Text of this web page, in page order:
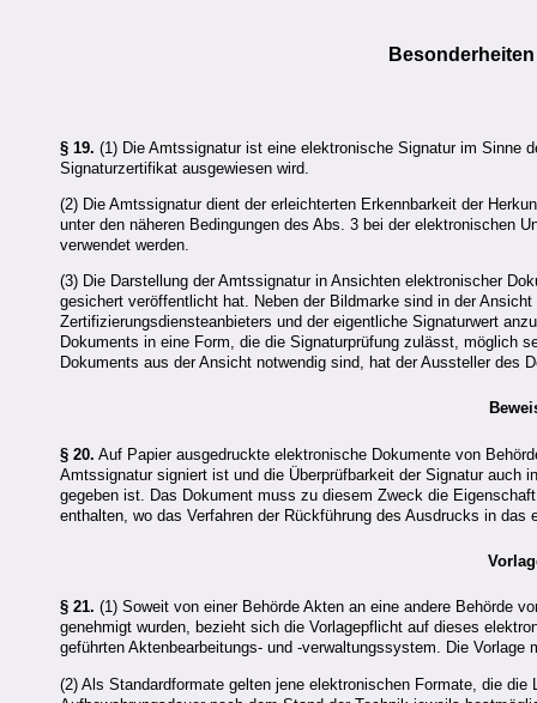
§ 19. (1) Die Amtssignatur ist eine elektronische Signatur im Sinne
Signaturzertifikat ausgewiesen wird.
(2) Die Amtssignatur dient der erleichterten Erkennbarkeit der
unter den näheren Bedingungen des Abs. 3 bei der elektronischen
verwendet werden.
(3) Die Darstellung der Amtssignatur in Ansichten elektronischer
gesichert veröffentlicht hat. Neben der Bildmarke sind in der
Zertifizierungsdiensteanbieters und der eigentliche Signaturwert
Dokuments in eine Form, die die Signaturprüfung zulässt, möglich
Dokuments aus der Ansicht notwendig sind, hat der Aussteller des
§ 20. Auf Papier ausgedruckte elektronische Dokumente von
Amtssignatur signiert ist und die Überprüfbarkeit der Signatur auch
gegeben ist. Das Dokument muss zu diesem Zweck die
enthalten, wo das Verfahren der Rückführung des Ausdrucks in
§ 21. (1) Soweit von einer Behörde Akten an eine andere Behörde
genehmigt wurden, bezieht sich die Vorlagepflicht auf dieses
geführten Aktenbearbeitungs- und -verwaltungssystem. Die Vorlage
(2) Als Standardformate gelten jene elektronischen Formate, die